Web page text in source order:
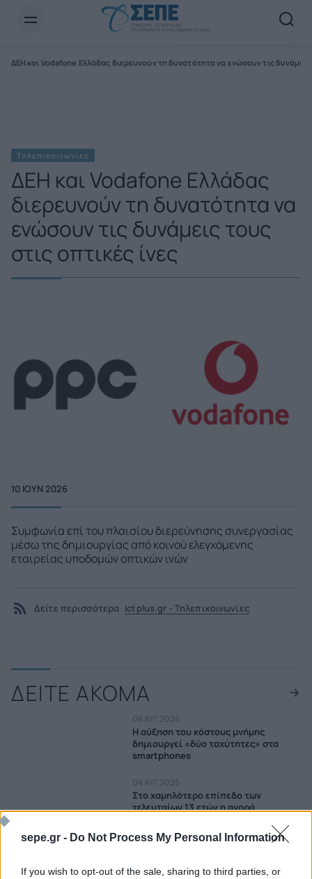
sepe.gr - Do Not Process My Personal Information
If you wish to opt-out of the sale, sharing to third parties, or
ΔΕΗ και Vodafone Ελλάδας διερευνούν τη δυνατότητα να ενώσουν τις δυνάμεις
Τηλεπικοινωνίες
ΔΕΗ και Vodafone Ελλάδας
διερευνούν τη δυνατότητα να
ενώσουν τις δυνάμεις τους
στις οπτικές ίνες
10 ΙΟΥΝ 2026
Συμφωνία επί του πλαισίου διερεύνησης συνεργασίας
μέσω της δημιουργίας από κοινού ελεγχόμενης
εταιρείας υποδομών οπτικών ινών
Δείτε περισσότερα ictplus.gr - Τηλεπικοινωνίες
ΔΕΙΤΕ ΑΚΟΜΑ
06 ΑΥΓ 2026
Η αύξηση του κόστους μνήμης
δημιουργεί «δύο ταχύτητες» στα
smartphones
04 ΑΥΓ 2026
Στο χαμηλότερο επίπεδο των
τελευταίων 13 ετών η αγορά
03 ΑΥΓ 2026
smartphones το 2026
Newsletter Email*